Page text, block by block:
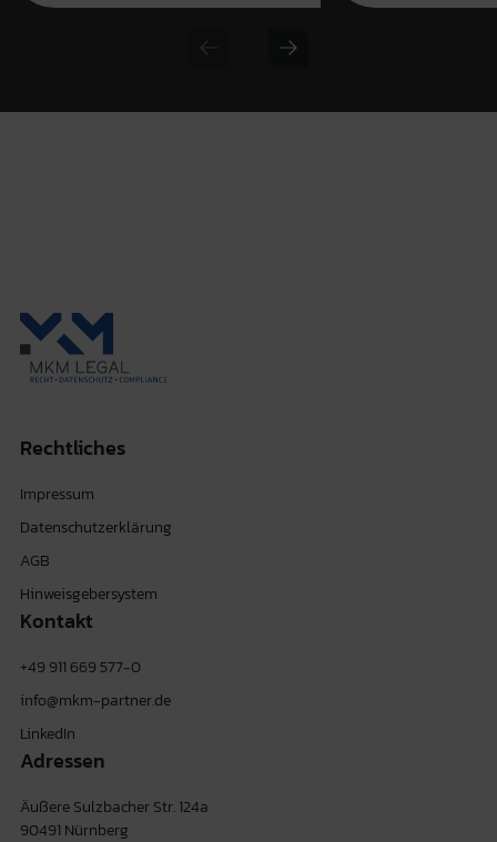
Previous slide
Next slide
Rechtliches
Impressum
Datenschutzerklärung
AGB
Hinweisgebersystem
Kontakt
+49 911 669 577-0
info@mkm-partner.de
LinkedIn
Adressen
Äußere Sulzbacher Str. 124a
90491 Nürnberg